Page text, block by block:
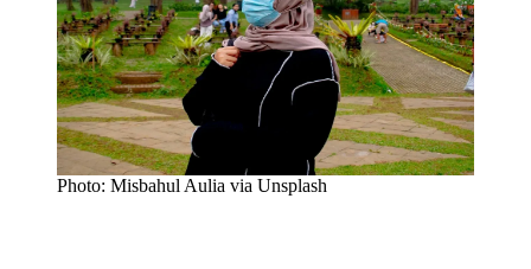
Photo: Misbahul Aulia via Unsplash